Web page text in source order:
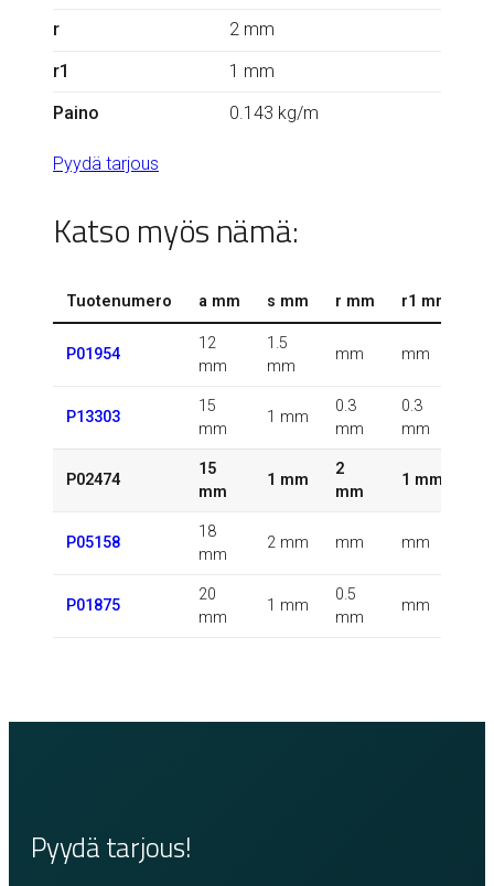
r
2 mm
r1
1 mm
Paino
0.143 kg/m
Pyydä tarjous
Katso myös nämä:
Tuotenumero a mm s mm r mm r1 mm
P01954
12
mm
1.5
mm
mm mm
P13303
15
mm
1 mm
0.3
mm
0.3
mm
P02474
15
mm
1 mm
2
mm
1 mm
P05158
18
mm
2 mm mm mm
P01875
20
mm
1 mm
0.5
mm
mm
Pyydä tarjous!